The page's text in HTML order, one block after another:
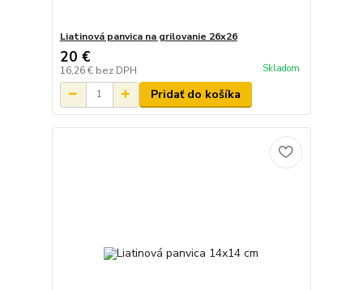
Liatinová panvica na grilovanie 26x26
20 €
16,26 € bez DPH Skladom
Pridať do košíka